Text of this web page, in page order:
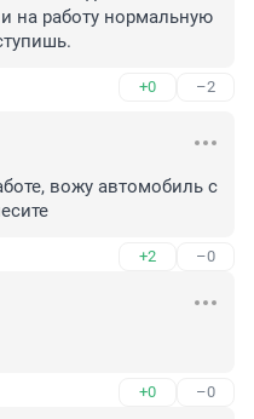
на работу нормальную
+0 –2
вожу автомобиль с
+2 –0
+0 –0